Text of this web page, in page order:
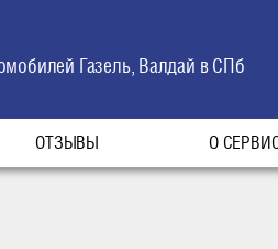
Газель, Валдай в СПб
ОТЗЫВЫ О